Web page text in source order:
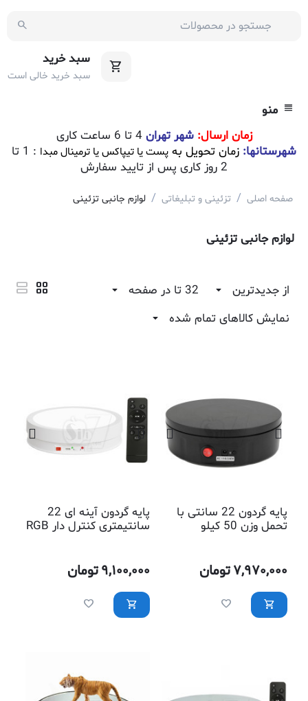
سبد خرید
سبد خرید خالی است
منو
زمان ارسال:شهر تهران 4 تا 6 ساعت کاری
شهرستانها: زمان تحویل به پست یا تیپاکس یا ترمینال مبدا
: 1 تا
2 روز کاری پس از تایید سفارش
صفحه اصلی / تزئینی و تبلیغاتی / لوازم جانبی تزئینی
لوازم جانبی تزئینی
از جدیدترین
32 تا در صفحه
نمایش کالاهای تمام شده
پایه گردون 22 سانتی با
تحمل وزن 50 کیلو
7,970,000تومان
پایه گردون آینه ای 22
سانتیمتری کنترل دار RGB
9,100,000تومان